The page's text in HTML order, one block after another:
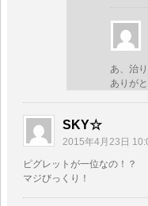
あ、治り
ありが
SKY☆
2015年4月23日
ピグレットが一位なの！？
マジびっくり！